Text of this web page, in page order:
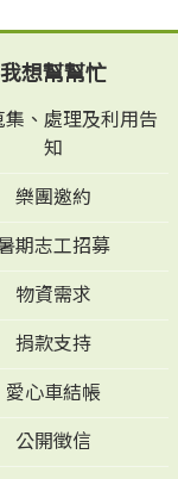
我想幫幫忙
集、處理及利用告
知
樂團邀約
期志工招募
物資需求
捐款支持
愛心車結帳
公開徵信